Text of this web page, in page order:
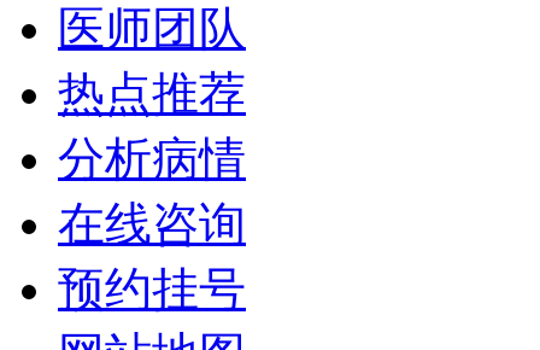
医师团队
热点推荐
分析病情
在线咨询
预约挂号